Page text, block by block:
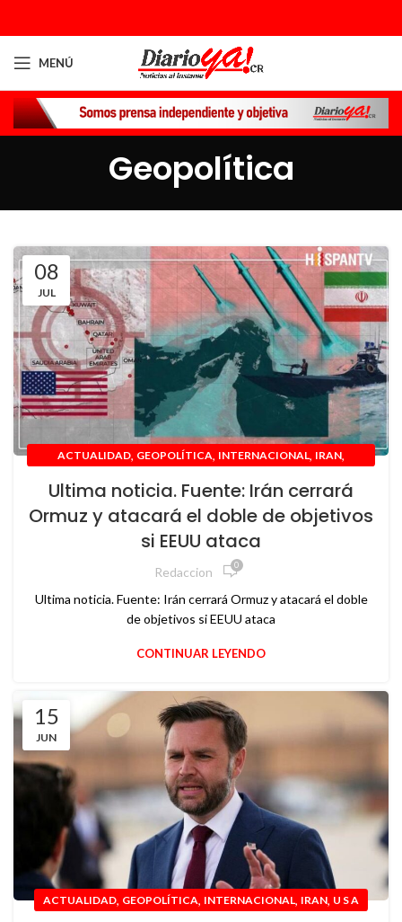
MENÚ
Geopolítica
08
JUL
ACTUALIDAD, GEOPOLÍTICA, INTERNACIONAL, IRAN,
Ultima noticia. Fuente: Irán cerrará
Ormuz y atacará el doble de objetivos
si EEUU ataca
Redaccion 0
Ultima noticia. Fuente: Irán cerrará Ormuz y atacará el doble
de objetivos si EEUU ataca
CONTINUAR LEYENDO
15
JUN
ACTUALIDAD, GEOPOLÍTICA, INTERNACIONAL, IRAN, U S A